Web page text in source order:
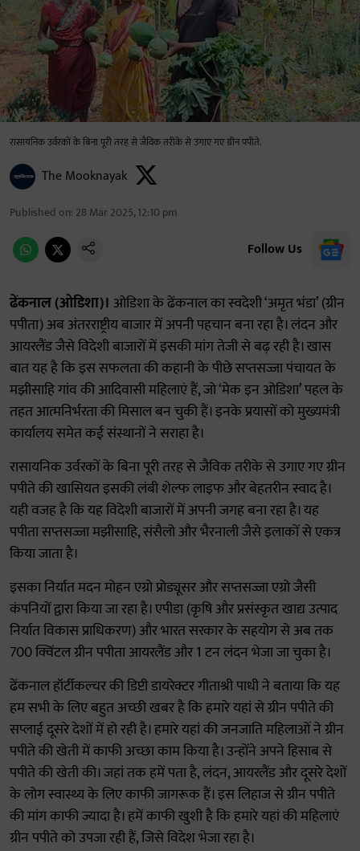
रासायनिक उर्वरकों के बिना पूरी तरह से जैविक तरीके से उगाए गए ग्रीन पपीते.
The Mooknayak
Published on: 28 Mar 2025, 12:10 pm
Follow Us
ढेंकनाल (ओडिशा)। ओडिशा के ढेंकनाल का स्वदेशी ‘अमृत भंडा’ (ग्रीन
पपीता) अब अंतरराष्ट्रीय बाजार में अपनी पहचान बना रहा है। लंदन और
आयरलैंड जैसे विदेशी बाजारों में इसकी मांग तेजी से बढ़ रही है। खास
बात यह है कि इस सफलता की कहानी के पीछे सप्तसज्जा पंचायत के
मझीसाहि गांव की आदिवासी महिलाएं हैं, जो ‘मेक इन ओडिशा’ पहल के
तहत आत्मनिर्भरता की मिसाल बन चुकी हैं। इनके प्रयासों को मुख्यमंत्री
कार्यालय समेत कई संस्थानों ने सराहा है।
रासायनिक उर्वरकों के बिना पूरी तरह से जैविक तरीके से उगाए गए ग्रीन
पपीते की खासियत इसकी लंबी शेल्फ लाइफ और बेहतरीन स्वाद है।
यही वजह है कि यह विदेशी बाजारों में अपनी जगह बना रहा है। यह
पपीता सप्तसज्जा मझीसाहि, संसैलो और भैरनाली जैसे इलाकों से एकत्र
किया जाता है।
इसका निर्यात मदन मोहन एग्रो प्रोड्यूसर और सप्तसज्जा एग्रो जैसी
कंपनियों द्वारा किया जा रहा है। एपीडा (कृषि और प्रसंस्कृत खाद्य उत्पाद
निर्यात विकास प्राधिकरण) और भारत सरकार के सहयोग से अब तक
700 क्विंटल ग्रीन पपीता आयरलैंड और 1 टन लंदन भेजा जा चुका है।
ढेंकनाल हॉर्टीकल्चर की डिप्टी डायरेक्टर गीताश्री पाधी ने बताया कि यह
हम सभी के लिए बहुत अच्छी खबर है कि हमारे यहां से ग्रीन पपीते की
सप्लाई दूसरे देशों में हो रही है। हमारे यहां की जनजाति महिलाओं ने ग्रीन
पपीते की खेती में काफी अच्छा काम किया है। उन्होंने अपने हिसाब से
पपीते की खेती की। जहां तक हमें पता है, लंदन, आयरलैंड और दूसरे देशों
के लोग स्वास्थ्य के लिए काफी जागरूक हैं। इस लिहाज से ग्रीन पपीते
की मांग काफी ज्यादा है। हमें काफी खुशी है कि हमारे यहां की महिलाएं
ग्रीन पपीते को उपजा रही हैं, जिसे विदेश भेजा रहा है।